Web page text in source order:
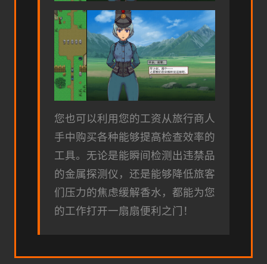
您也可以利用您的工资从旅行商人
手中购买各种能够提高检查效率的
工具。无论是能瞬间检测出违禁品
的金属探测仪，还是能够降低旅客
们压力的焦虑缓解香水，都能为您
的工作打开一扇扇便利之门！